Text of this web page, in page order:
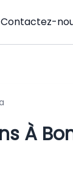
Contactez-
À